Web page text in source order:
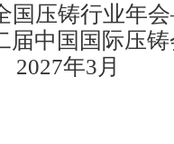
国压铸行业年
届中国国际压
2027年3月